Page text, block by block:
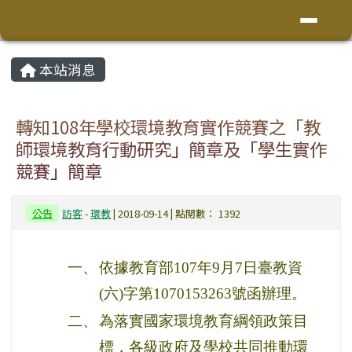
主內容區域
本站消息
轉知108年學校環境教育實作競賽之「教
師環境教育行動研究」簡章及「學生實作
競賽」簡章
公告 訪客-環教| 2018-09-14 | 點閱數： 1392
一、 依據教育部107年9月7日臺教資
(六)字第1070153263號函辦理。
二、 為落實國家環境教育綱領政策目
標，各級政府及學校共同推動環
頁尾區域